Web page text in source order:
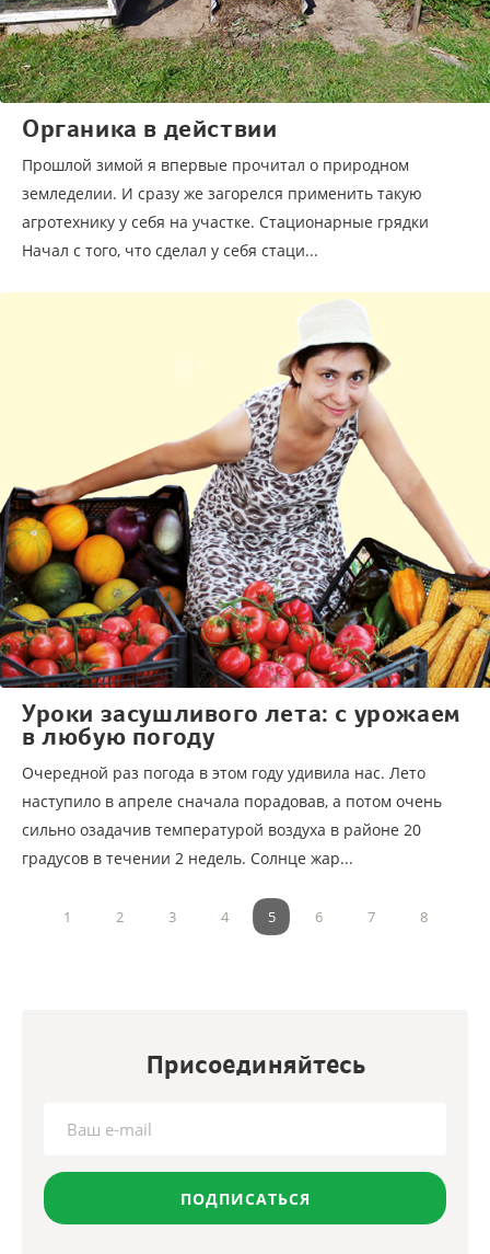
Органика в действии
Прошлой зимой я впервые прочитал о природном
земледелии. И сразу же загорелся применить такую
агротехнику у себя на участке. Стационарные грядки
Начал с того, что сделал у себя стаци...
Уроки засушливого лета: с урожаем
в любую погоду
Очередной раз погода в этом году удивила нас. Лето
наступило в апреле сначала порадовав, а потом очень
сильно озадачив температурой воздуха в районе 20
градусов в течении 2 недель. Солнце жар...
1 2 3 4 5 6 7 8
Присоединяйтесь
ПОДПИСАТЬСЯ